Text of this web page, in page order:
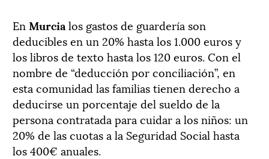
En Murcia los gastos de guardería son
deducibles en un 20% hasta los 1.000 euros y
los libros de texto hasta los 120 euros. Con el
nombre de “deducción por conciliación”, en
esta comunidad las familias tienen derecho a
deducirse un porcentaje del sueldo de la
persona contratada para cuidar a los niños: un
20% de las cuotas a la Seguridad Social hasta
los 400€ anuales.